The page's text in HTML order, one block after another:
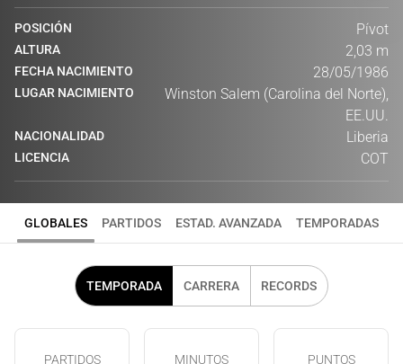
POSICIÓN Pívot
ALTURA 2,03 m
FECHA NACIMIENTO 28/05/1986
LUGAR NACIMIENTO
Winston Salem (Carolina del Norte),
EE.UU.
NACIONALIDAD Liberia
LICENCIA COT
GLOBALES PARTIDOS ESTAD. AVANZADA TEMPORADAS
TEMPORADA CARRERA RECORDS
PARTIDOS MINUTOS PUNTOS